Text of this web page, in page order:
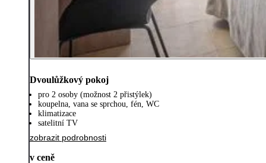
Dvoulůžkový pokoj
pro 2 osoby (možnost 2 přistýlek)
koupelna, vana se sprchou, fén, WC
klimatizace
satelitní TV
zobrazit podrobnosti
v ceně